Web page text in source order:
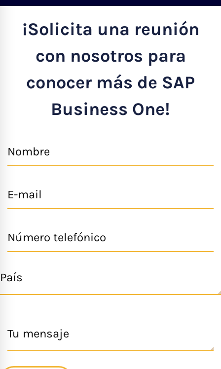
¡Solicita una reunión
con nosotros para
conocer más de SAP
Business One!